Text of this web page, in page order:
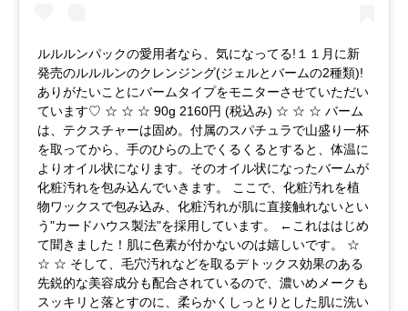
ルルルンパックの愛用者なら、気になってる!１１月に新
発売のルルルンのクレンジング(ジェルとバームの2種類)!
ありがたいことにバームタイプをモニターさせていただい
ています♡ ☆ ☆ ☆ 90g 2160円 (税込み) ☆ ☆ ☆ バーム
は、テクスチャーは固め。付属のスパチュラで山盛り一杯
を取ってから、手のひらの上でくるくるとすると、体温に
よりオイル状になります。そのオイル状になったバームが
化粧汚れを包み込んでいきます。 ここで、化粧汚れを植
物ワックスで包み込み、化粧汚れが肌に直接触れないとい
う"カードハウス製法"を採用しています。 ←これははじめ
て聞きました！肌に色素が付かないのは嬉しいです。 ☆
☆ ☆ そして、毛穴汚れなどを取るデトックス効果のある
先鋭的な美容成分も配合されているので、濃いめメークも
スッキリと落とすのに、柔らかくしっとりとした肌に洗い